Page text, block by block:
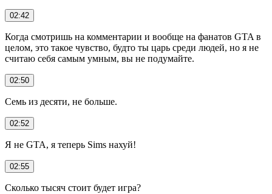
02:42
Когда смотришь на комментарии и вообще на фанатов GTA в
целом, это такое чувство, будто ты царь среди людей, но я не
считаю себя самым умным, вы не подумайте.
02:50
Семь из десяти, не больше.
02:52
Я не GTA, я теперь Sims нахуй!
02:55
Сколько тысяч стоит будет игра?